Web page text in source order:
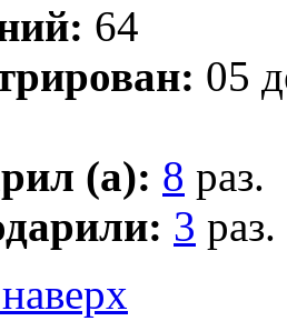
64
05
(а): 8 раз.
3 раз.